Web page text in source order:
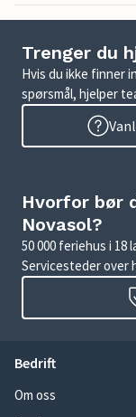
Trenger du
Hvis du ikke finner
spørsmål, hjelper
Hvorfor bør
Novasol?
50 000 feriehus i 18
Servicesteder over
Bedrift
Om oss